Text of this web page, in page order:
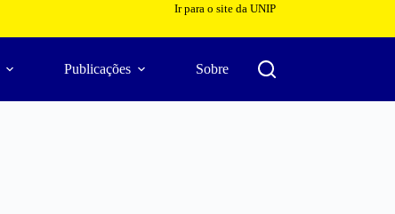
Ir para o site da UNIP
Publicações Sobre